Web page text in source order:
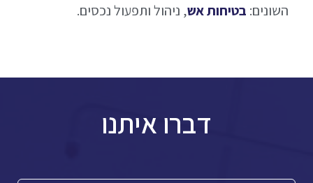
השונים: בטיחות אש, ניהול ותפעול נכסים.
דברו איתנו